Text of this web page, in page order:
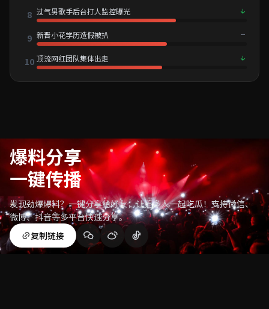
8 过气男歌手后台打人监控曝光
9 新晋小花学历造假被扒
10 顶流网红团队集体出走
爆料分享
一键传播
发现劲爆爆料？一键分享给好友，让更多人一起吃瓜！支持微信、
微博、抖音等多平台快速分享。
复制链接